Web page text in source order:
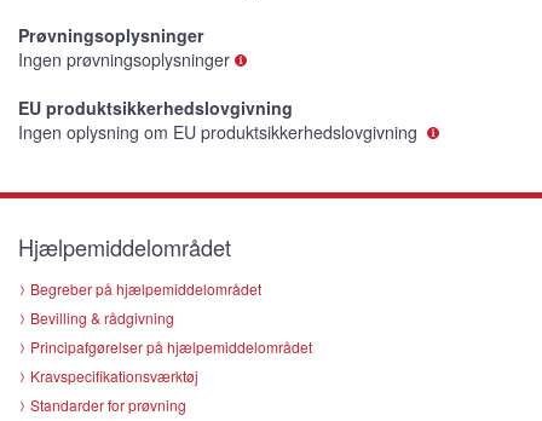
Prøvningsoplysninger
Ingen prøvningsoplysninger
EU produktsikkerhedslovgivning
Ingen oplysning om EU produktsikkerhedslovgivning
Hjælpemiddelområdet
Begreber på hjælpemiddelområdet
Bevilling & rådgivning
Principafgørelser på hjælpemiddelområdet
Kravspecifikationsværktøj
Standarder for prøvning